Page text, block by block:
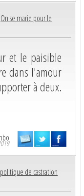
On se marie pour le
et le paisible
dans l'amour
à deux.
de castration